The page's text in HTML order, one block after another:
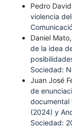
Pedro
violencia
Daniel Mato,
de la idea
Sociedad:
Juan José
de
documental
(2024) y
Sociedad: